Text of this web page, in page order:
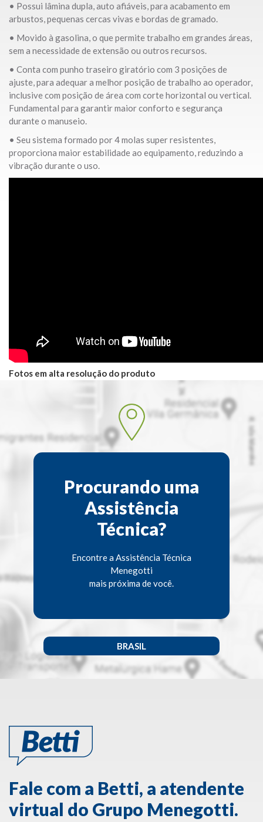
• Possui lâmina dupla, auto afiáveis, para acabamento em
arbustos, pequenas cercas vivas e bordas de gramado.
• Movido à gasolina, o que permite trabalho em grandes áreas,
sem a necessidade de extensão ou outros recursos.
• Conta com punho traseiro giratório com 3 posições de
ajuste, para adequar a melhor posição de trabalho ao operador,
inclusive com posição de área com corte horizontal ou vertical.
Fundamental para garantir maior conforto e segurança
durante o manuseio.
• Seu sistema formado por 4 molas super resistentes,
proporciona maior estabilidade ao equipamento, reduzindo a
vibração durante o uso.
Fotos em alta resolução do produto
Procurando uma
Assistência
Técnica?
Encontre a Assistência Técnica
Menegotti
mais próxima de você.
BRASIL
Fale com a Betti, a atendente
virtual do Grupo Menegotti.